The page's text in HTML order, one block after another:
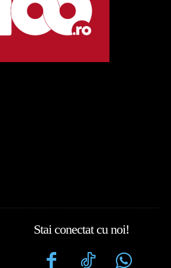
Stai conectat cu noi!